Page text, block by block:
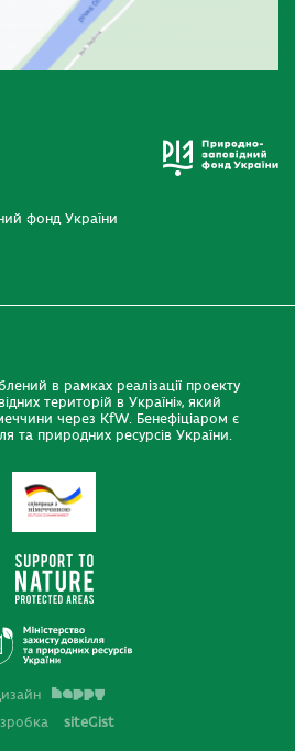
фонд України
в рамках реалізації проекту
територій в Україні», який
через KfW. Бенефіціаром є
та природних ресурсів України.
siteGist